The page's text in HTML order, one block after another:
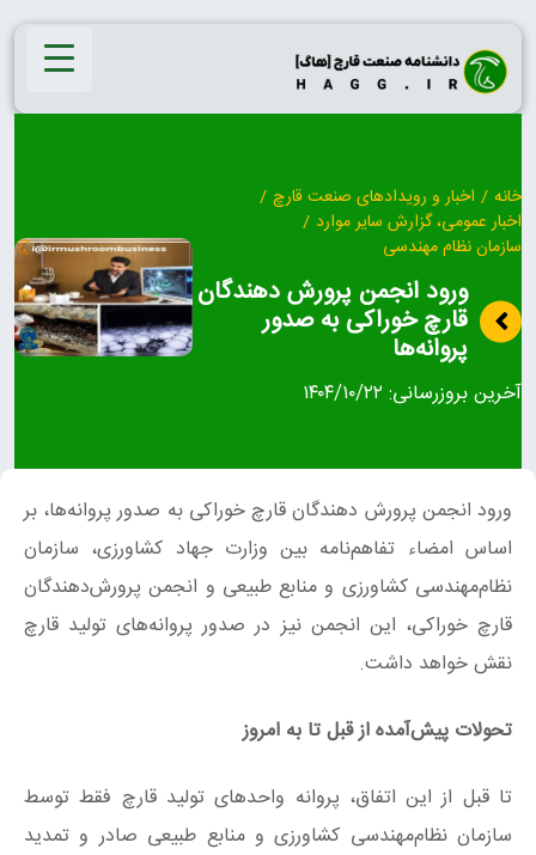
Skip
content
خانه / اخبار و رویدادهای صنعت قارچ /
اخبار عمومی، گزارش سایر موارد /
سازمان نظام مهندسی
ورود انجمن پرورش دهندگان
قارچ خوراکی به صدور
پروانه‌ها
آخرین بروزرسانی: ۱۴۰۴/۱۰/۲۲
ورود انجمن پرورش دهندگان قارچ خوراکی به صدور پروانه‌ها، بر
اساس امضاء تفاهم‌نامه بین وزارت جهاد کشاورزی، سازمان
نظام‌مهندسی کشاورزی و منابع طبیعی و انجمن پرورش‌دهندگان
قارچ خوراکی، این انجمن نیز در صدور پروانه‌های تولید قارچ
نقش خواهد داشت.
تحولات پیش‌آمده از قبل تا به امروز
تا قبل از این اتفاق، پروانه واحدهای تولید قارچ فقط توسط
سازمان نظام‌مهندسی کشاورزی و منابع طبیعی صادر و تمدید